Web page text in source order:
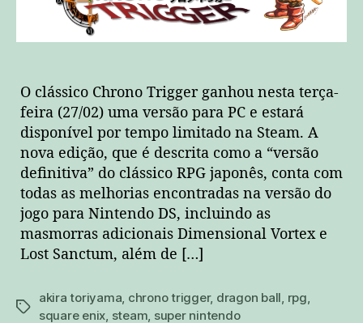
errado
O clássico Chrono Trigger ganhou nesta terça-
feira (27/02) uma versão para PC e estará
disponível por tempo limitado na Steam. A
nova edição, que é descrita como a “versão
definitiva” do clássico RPG japonês, conta com
todas as melhorias encontradas na versão do
jogo para Nintendo DS, incluindo as
masmorras adicionais Dimensional Vortex e
Lost Sanctum, além de […]
tags
akira toriyama, chrono trigger, dragon ball, rpg,
square enix, steam, super nintendo